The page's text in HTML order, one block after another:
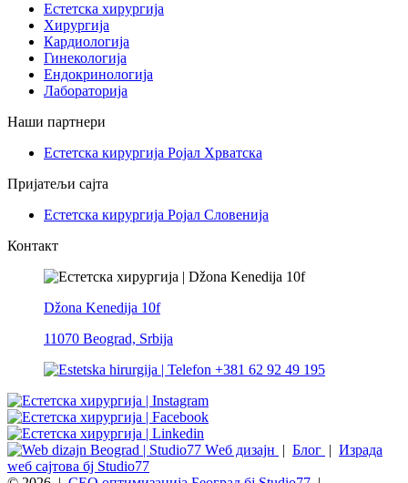
Естетска хирургија
Хирургија
Кардиологија
Гинекологија
Ендокринологија
Лабораторија
Наши партнери
Естетска кирургија Ројал Хрватска
Пријатељи сајта
Естетска кирургија Ројал Словенија
Контакт
Džona Kenedija 10f
11070 Beograd, Srbija
+381 62 92 49 195
Wеб дизајн | Блог | Израда
wеб сајтова бј Studio77